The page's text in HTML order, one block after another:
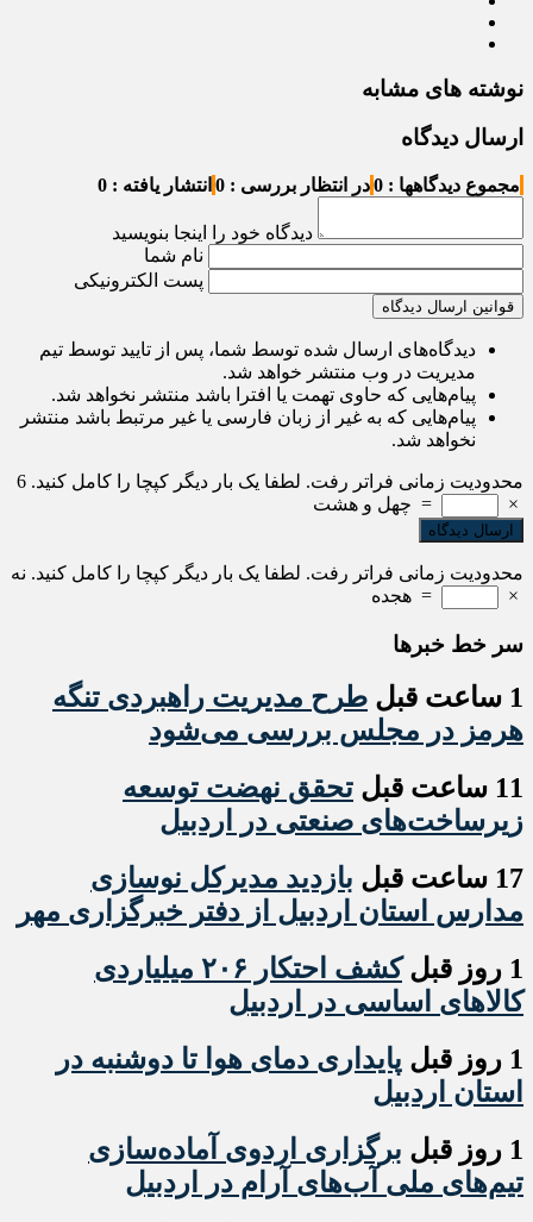
نوشته های مشابه
ارسال دیدگاه
مجموع دیدگاهها : 0 در انتظار بررسی : 0 انتشار یافته : 0
دیدگاه خود را اینجا بنویسید
نام شما
پست الکترونیکی
قوانین ارسال دیدگاه
دیدگاه‌های ارسال شده توسط شما، پس از تایید توسط تیم
مدیریت در وب منتشر خواهد شد.
پیام‌هایی که حاوی تهمت یا افترا باشد منتشر نخواهد شد.
پیام‌هایی که به غیر از زبان فارسی یا غیر مرتبط باشد منتشر
نخواهد شد.
محدودیت زمانی فراتر رفت. لطفا یک بار دیگر کپچا را کامل کنید. 6
×
= چهل و هشت
محدودیت زمانی فراتر رفت. لطفا یک بار دیگر کپچا را کامل کنید. نه
×
= هجده
سر خط خبرها
1 ساعت قبل
طرح مدیریت راهبردی تنگه
هرمز در مجلس بررسی می‌شود
11 ساعت قبل
تحقق نهضت توسعه
زیرساخت‌های صنعتی در اردبیل
17 ساعت قبل
بازدید مدیرکل نوسازی
مدارس استان اردبیل از دفتر خبرگزاری مهر
1 روز قبل
کشف احتکار ۲۰۶ میلیاردی
کالاهای اساسی در اردبیل
1 روز قبل
پایداری دمای هوا تا دوشنبه در
استان اردبیل
1 روز قبل
برگزاری اردوی آماده‌سازی
تیم‌های ملی آب‌های آرام در اردبیل